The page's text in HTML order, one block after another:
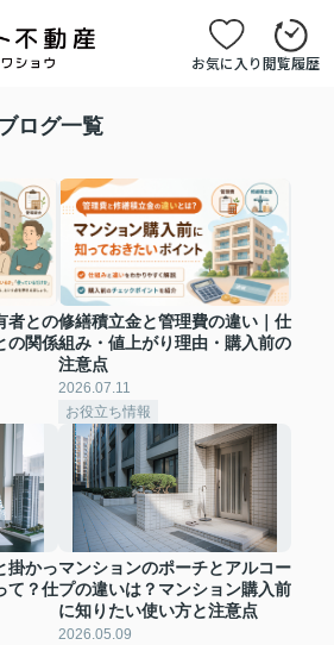
お気に入り閲覧履歴
ログ一覧
者との
の関係
修繕積立金と管理費の違い｜仕
組み・値上がり理由・購入前の
注意点
2026.07.11
お役立ち情報
掛かっ
て？仕
マンションのポーチとアルコー
プの違いは？マンション購入前
に知りたい使い方と注意点
2026.05.09